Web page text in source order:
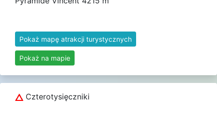
Pokaż mapę atrakcji turystycznych
Pokaż na mapie
Czterotysięczniki